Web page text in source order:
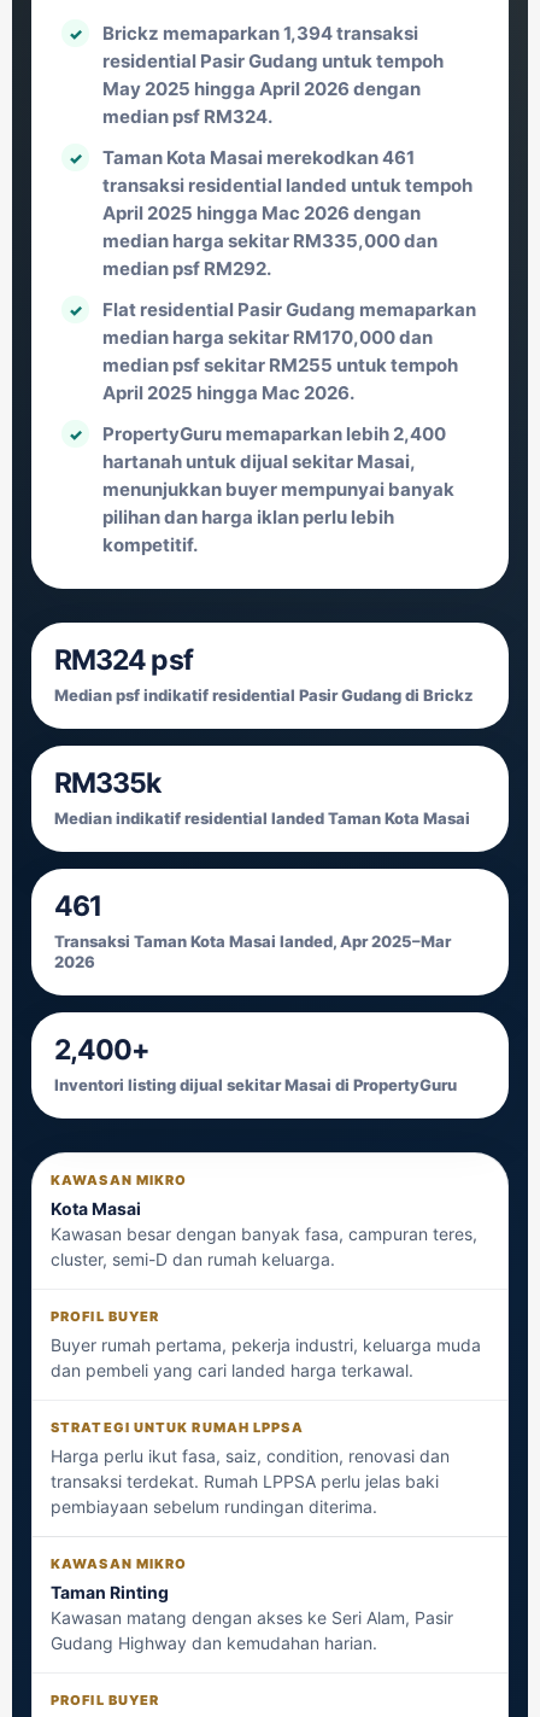
Brickz memaparkan 1,394 transaksi
residential Pasir Gudang untuk tempoh
May 2025 hingga April 2026 dengan
median psf RM324.
Taman Kota Masai merekodkan 461
transaksi residential landed untuk tempoh
April 2025 hingga Mac 2026 dengan
median harga sekitar RM335,000 dan
median psf RM292.
Flat residential Pasir Gudang memaparkan
median harga sekitar RM170,000 dan
median psf sekitar RM255 untuk tempoh
April 2025 hingga Mac 2026.
PropertyGuru memaparkan lebih 2,400
hartanah untuk dijual sekitar Masai,
menunjukkan buyer mempunyai banyak
pilihan dan harga iklan perlu lebih
kompetitif.
RM324 psf
Median psf indikatif residential Pasir Gudang di Brickz
RM335k
Median indikatif residential landed Taman Kota Masai
461
Transaksi Taman Kota Masai landed, Apr 2025–Mar
2026
2,400+
Inventori listing dijual sekitar Masai di PropertyGuru
Kota Masai
Kawasan besar dengan banyak fasa, campuran teres,
cluster, semi-D dan rumah keluarga.
Buyer rumah pertama, pekerja industri, keluarga muda
dan pembeli yang cari landed harga terkawal.
Harga perlu ikut fasa, saiz, condition, renovasi dan
transaksi terdekat. Rumah LPPSA perlu jelas baki
pembiayaan sebelum rundingan diterima.
Taman Rinting
Kawasan matang dengan akses ke Seri Alam, Pasir
Gudang Highway dan kemudahan harian.